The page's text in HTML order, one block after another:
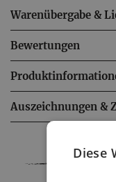
Warenübergabe &
Bewertungen
Auszeichnungen &
Diese